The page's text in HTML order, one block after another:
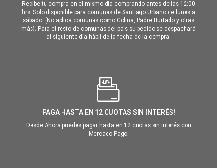
Recibe tu compra en el mismo día comprando antes de las 12:00
hrs. Solo disponible para comunas de Santiago Urbano de lunes a
sábado. (No aplica comunas como Colina, Padre Hurtado y otras
más). Para el resto de comunas del país su pedido se despachará
al siguiente día hábil de la fecha de la compra.
PAGA HASTA EN 12 CUOTAS SIN INTERÉS!
Desde Ahora puedes pagar hasta en 12 cuotas sin interés con
Mercado Pago.